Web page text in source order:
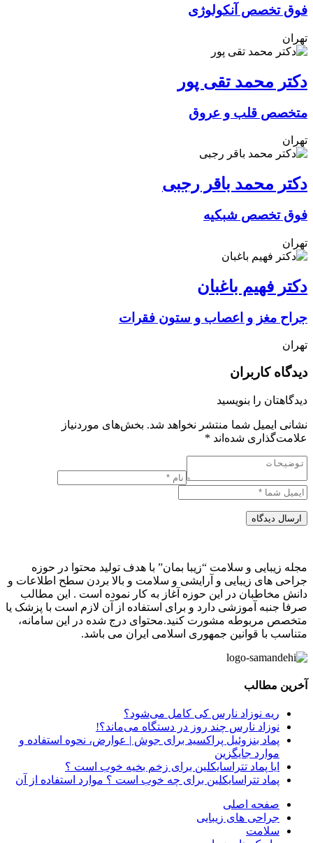
فوق تخصص آنکولوژی
تهران
دکتر محمد تقی پور
متخصص قلب و عروق
تهران
دکتر محمد باقر رجبی
فوق تخصص شبکیه
تهران
دکتر فهیم باغبان
جراح مغز و اعصاب و ستون فقرات
تهران
دیدگاه کاربران
دیدگاهتان را بنویسید
نشانی ایمیل شما منتشر نخواهد شد. بخش‌های موردنیاز
علامت‌گذاری شده‌اند *
ارسال دیدگاه
مجله زیبایی و سلامت “زیبا بمان” با هدف تولید محتوا در حوزه
جراحی های زیبایی و آرایشی و سلامت و بالا بردن سطح اطلاعات و
دانش مخاطبان در این حوزه آغاز به کار نموده است . این مطالب
صرفا جنبه آموزشی دارد و برای استفاده از آن لازم است با پزشک یا
متخصص مربوطه مشورت کنید.محتوای درج شده در این سامانه،
متناسب با قوانین جمهوری اسلامی ایران می باشد.
آخرین مطالب
ریه نوزاد نارس کی کامل می‌شود؟
نوزاد نارس چند روز در دستگاه می‌ماند؟!
پماد بنزوئیل پراکسید برای جوش | عوارض، نحوه استفاده و
موارد جایگزین
ایا پماد تتراسایکلین برای زخم بخیه خوب است ؟
پماد تتراسایکلین برای چه خوب است ؟ موارد استفاده از آن
صفحه اصلی
جراحی های زیبایی
سلامت